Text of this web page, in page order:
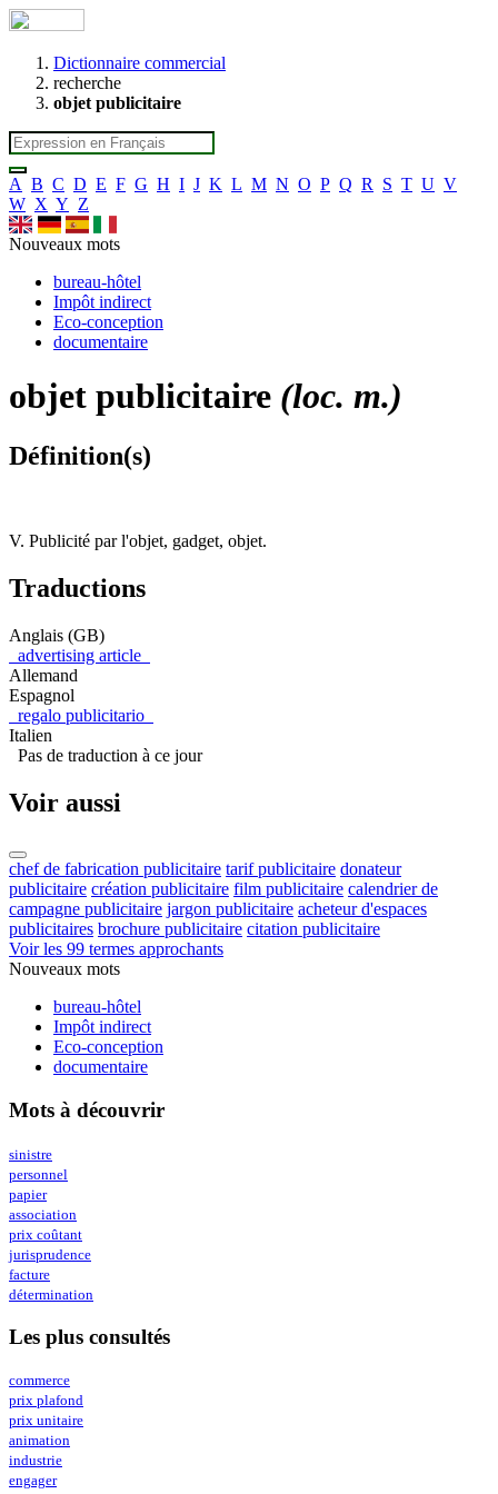
Dictionnaire commercial
recherche
objet publicitaire
A B C D E F G H I J K L M N O P Q R S T U V
W X Y Z
Nouveaux mots
bureau-hôtel
Impôt indirect
Eco-conception
documentaire
objet publicitaire (loc. m.)
Définition(s)
V. Publicité par l'objet, gadget, objet.
Traductions
Anglais (GB)
advertising article
Allemand
Espagnol
regalo publicitario
Italien
Pas de traduction à ce jour
Voir aussi
chef de fabrication publicitaire tarif publicitaire donateur
publicitaire création publicitaire film publicitaire calendrier de
campagne publicitaire jargon publicitaire acheteur d'espaces
publicitaires brochure publicitaire citation publicitaire
Voir les 99 termes approchants
Nouveaux mots
bureau-hôtel
Impôt indirect
Eco-conception
documentaire
Mots à découvrir
sinistre
personnel
papier
association
prix coûtant
jurisprudence
facture
détermination
Les plus consultés
commerce
prix plafond
prix unitaire
animation
industrie
engager